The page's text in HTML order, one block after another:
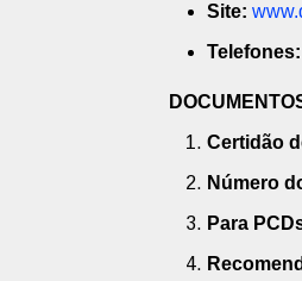
Site:
Telefones:
Certidão
Número
Para